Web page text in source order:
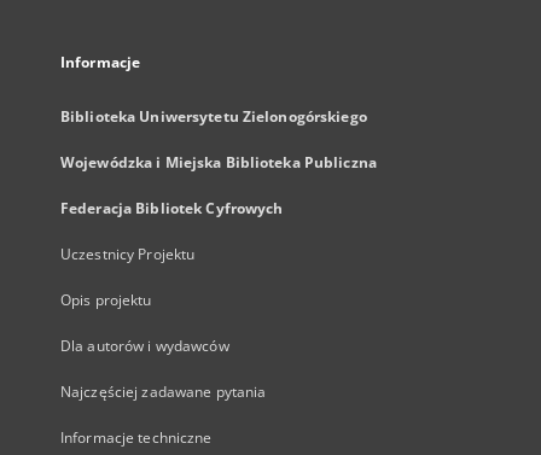
Informacje
Biblioteka Uniwersytetu Zielonogórskiego
Wojewódzka i Miejska Biblioteka Publiczna
Federacja Bibliotek Cyfrowych
Uczestnicy Projektu
Opis projektu
Dla autorów i wydawców
Najczęściej zadawane pytania
Informacje techniczne